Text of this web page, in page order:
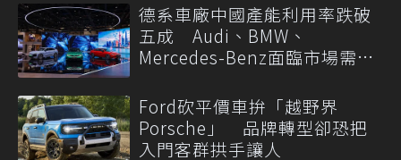
德系車廠中國產能利用率跌破
五成 Audi、BMW、
Mercedes-Benz面臨市場需求
Ford砍平價車拚「越野界
Porsche」 品牌轉型卻恐把
入門客群拱手讓人